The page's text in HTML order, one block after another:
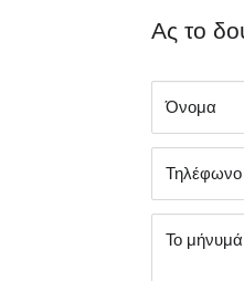
Ας το
Όνομα
Τηλέφωνο
Το